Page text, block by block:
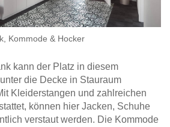
Schlafsofa
Schlafsessel
Produktlinie
Kommode & Hocker
kann der Platz in diesem
die Decke in Stauraum
Kleiderstangen und zahlreichen
können hier Jacken, Schuhe
verstaut werden. Die Kommode
& -Regale